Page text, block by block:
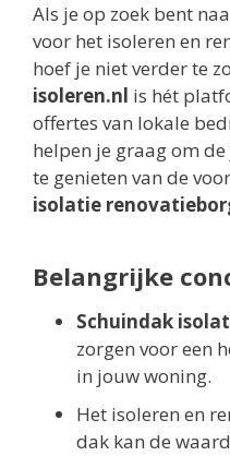
Als je op zoek bent
voor het isoleren en
hoef je niet verder te
isoleren.nl is hét
offertes van lokale
helpen je graag om
te genieten van de
isolatie
Belangrijke
Schuindak
zorgen voor een
in jouw woning.
Het isoleren en
dak kan de